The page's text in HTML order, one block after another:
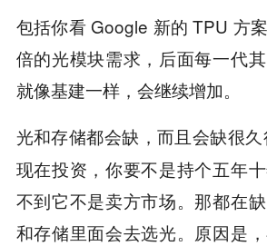
包括你看 Google 新的 TPU 方
倍的光模块需求，后面每一代
就像基建一样，会继续增加。
光和存储都会缺，而且会缺很久
现在投资，你要不是持个五年
不到它不是卖方市场。那都在
和存储里面会去选光。原因是